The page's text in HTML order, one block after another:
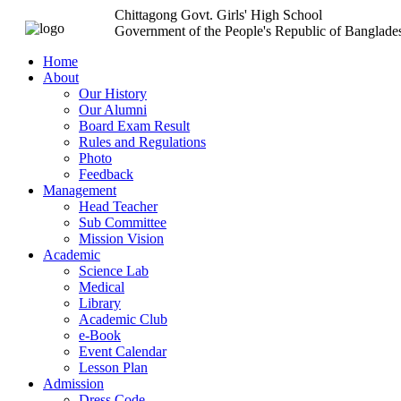
Chittagong Govt. Girls' High School
Government of the People's Republic of
Home
About
Our History
Our Alumni
Board Exam Result
Rules and Regulations
Photo
Feedback
Management
Head Teacher
Sub Committee
Mission Vision
Academic
Science Lab
Medical
Library
Academic Club
e-Book
Event Calendar
Lesson Plan
Admission